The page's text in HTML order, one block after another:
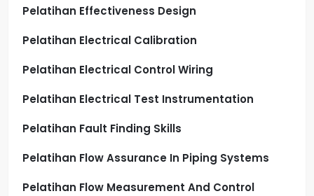
Pelatihan Effectiveness Design
Pelatihan Electrical Calibration
Pelatihan Electrical Control Wiring
Pelatihan Electrical Test Instrumentation
Pelatihan Fault Finding Skills
Pelatihan Flow Assurance In Piping Systems
Pelatihan Flow Measurement And Control